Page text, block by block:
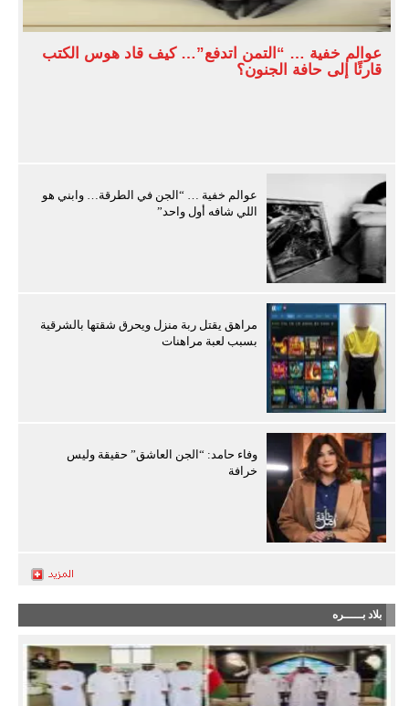
عوالم خفية … “التمن اتدفع”… كيف قاد هوس الكتب
قارئًا إلى حافة الجنون؟
عوالم خفية … “الجن في الطرقة… وابني هو
اللي شافه أول واحد”
مراهق يقتل ربة منزل ويحرق شقتها بالشرقية
بسبب لعبة مراهنات
وفاء حامد: “الجن العاشق” حقيقة وليس
خرافة
بلاد بـــــره